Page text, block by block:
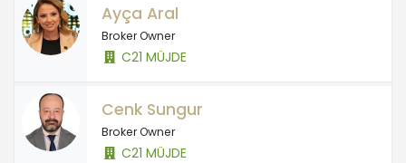
Ayça Aral
Broker Owner
C21 MÜJDE
Cenk Sungur
Broker Owner
C21 MÜJDE